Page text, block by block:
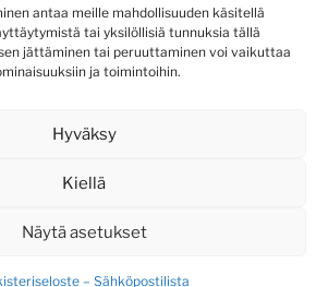
antaa meille mahdollisuuden käsitellä
tai yksilöllisiä tunnuksia tällä
jättäminen tai peruuttaminen voi vaikuttaa
ja toimintoihin.
Hyväksy
Kiellä
Näytä asetukset
– Sähköpostilista